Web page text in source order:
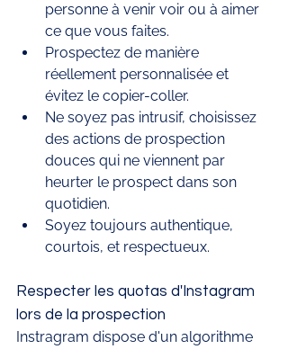
personne à venir voir ou à aimer
ce que vous faites.
Prospectez de manière
réellement personnalisée et
évitez le copier-coller.
Ne soyez pas intrusif, choisissez
des actions de prospection
douces qui ne viennent par
heurter le prospect dans son
quotidien.
Soyez toujours authentique,
courtois, et respectueux.
Respecter les quotas d'Instagram
lors de la prospection
Instragram dispose d'un algorithme